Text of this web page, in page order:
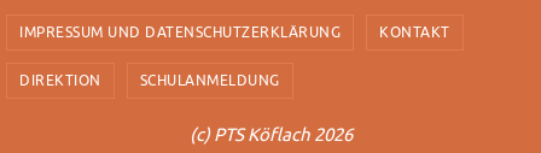
IMPRESSUM UND DATENSCHUTZERKLÄRUNG KONTAKT
DIREKTION SCHULANMELDUNG
(c) PTS Köflach 2026